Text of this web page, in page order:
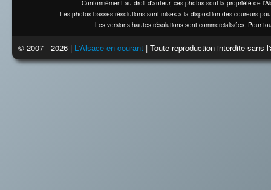
Conformément au droit d'auteur, ces photos sont la propriété de
Les photos basses résolutions sont mises à la disposition des coureurs
Les versions hautes résolutions sont commercialisées. Pour
© 2007 - 2026 | L'Alsace en courant | Toute reproduction interdite sans